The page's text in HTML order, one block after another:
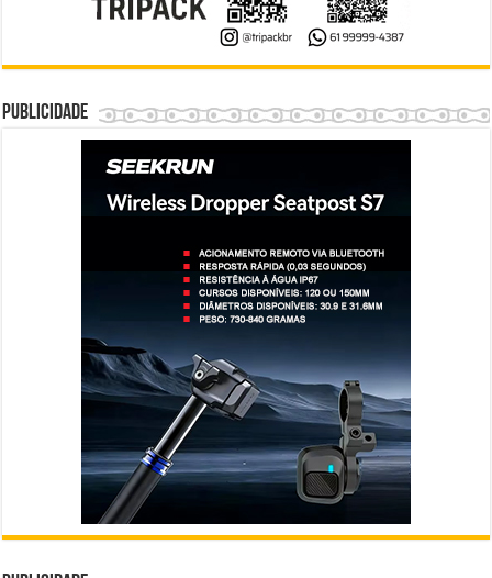
Publicidade